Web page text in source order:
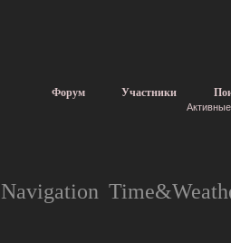
Форум Участники
Navigation